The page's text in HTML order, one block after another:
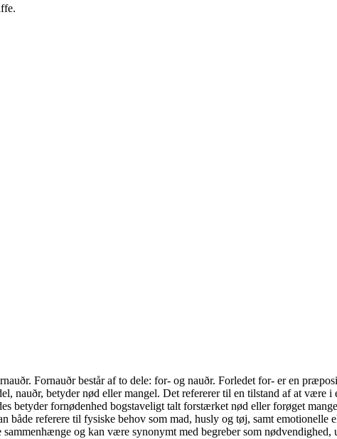
Fornauðr består af to dele: for- og nauðr. Forledet for- er en
nauðr, betyder nød eller mangel. Det refererer til en tilstand af at være
betyder fornødenhed bogstaveligt talt forstærket nød eller forøget
referere til fysiske behov som mad, husly og tøj, samt
og kan være synonymt med begreber som nødvendighed,